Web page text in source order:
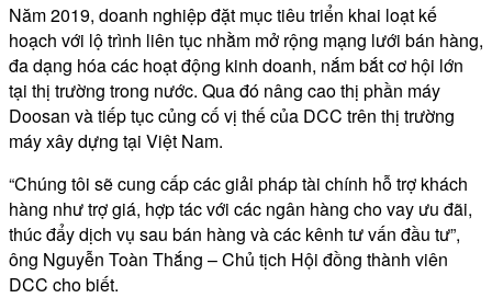
Năm 2019, doanh nghiệp đặt mục tiêu triển khai loạt kế
hoạch với lộ trình liên tục nhằm mở rộng mạng lưới bán hàng,
đa dạng hóa các hoạt động kinh doanh, nắm bắt cơ hội lớn
tại thị trường trong nước. Qua đó nâng cao thị phần máy
Doosan và tiếp tục củng cố vị thế của DCC trên thị trường
máy xây dựng tại Việt Nam.
“Chúng tôi sẽ cung cấp các giải pháp tài chính hỗ trợ khách
hàng như trợ giá, hợp tác với các ngân hàng cho vay ưu đãi,
thúc đẩy dịch vụ sau bán hàng và các kênh tư vấn đầu tư”,
ông Nguyễn Toàn Thắng – Chủ tịch Hội đồng thành viên
DCC cho biết.